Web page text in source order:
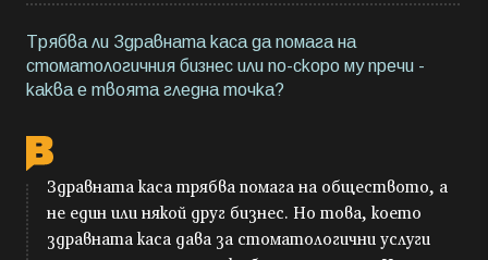
Трябва ли Здравната каса да помага на
стоматологичния бизнес или по-скоро му пречи -
каква е твоята гледна точка?
Здравната каса трябва помага на обществото, а
не един или някой друг бизнес. Но това, което
здравната каса дава за стоматологични услуги